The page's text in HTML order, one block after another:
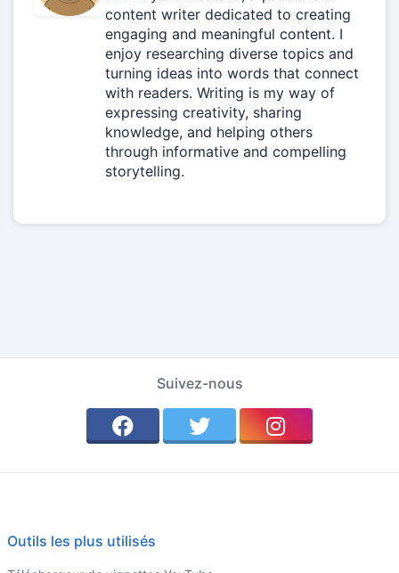
content writer dedicated to creating
engaging and meaningful content. I
enjoy researching diverse topics and
turning ideas into words that connect
with readers. Writing is my way of
expressing creativity, sharing
knowledge, and helping others
through informative and compelling
storytelling.
Suivez-nous
Outils les plus utilisés